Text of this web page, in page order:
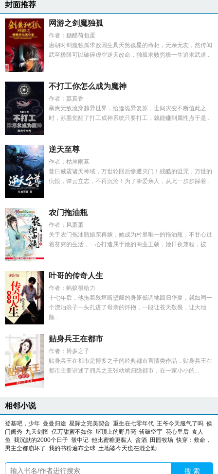
封面推荐
网游之剑魔独孤
作者：糖醋荷包蛋
唐朝时剑魔独孤求败因生具天煞孤星的命相，无亲无友，然传闻
武至极限可以破碎虚空逆天改命，独孤求败穷极一生追求武道...
不打工你怎么成为魔神
作者：荔真香
暴爽无敌流穿越异世界，恰逢诡异复苏，世间灾变不断值此之
时，苏墨觉醒了打工成神系统只要打工，就能赚到属性点于是...
逆天至尊
作者：枯崖雨墓
昔日威震诸天神域，万世轮回后惨遭灭门！残酷的诅咒，万世的
仇恨，谭云立志，不再沉沦！为了挚爱亲人，从此一步步踩着...
农门拖油瓶
作者：风萧萧
关于农门拖油瓶娘亲再嫁，她成为村里唯一的拖油瓶，不甘心过
着贫穷的生活，一心打造属于她的商业王朝，她日夜兼程，披...
叶哥的传奇人生
作者：蚂蚁很给力
十七年后，他拖着残垣断壁般的身躯低调地回归华夏，就如同一
个漂泊浪子一头扎进了母亲的怀抱，一段让苍天敬畏，让大地
颤...
贴身兵王在都市
作者：博多之子
贴身兵王在都市是博多之子的经典都市言情类作品，贴身兵王在
都市主要讲述了佣兵之王张幼斌归隐都市，在一家小小的...
相邻小说
登基吧，少年 曼曼归途 星际之完美契合 重生在七零年代 王爷今天服气了吗 侯
门闺秀 九天剑图 亿万甜蜜不如你 屋顶上的野月亮 斩破空宇 花心皇后 食人
鱼 我沉默的2000个日子 彀中记 他比蜜糖更黏人 贪酒 田园牧场 快穿：救命，
男主全都崩坏了 我的书粉遍布全球 土地婆今天也在混全勤
搜 索